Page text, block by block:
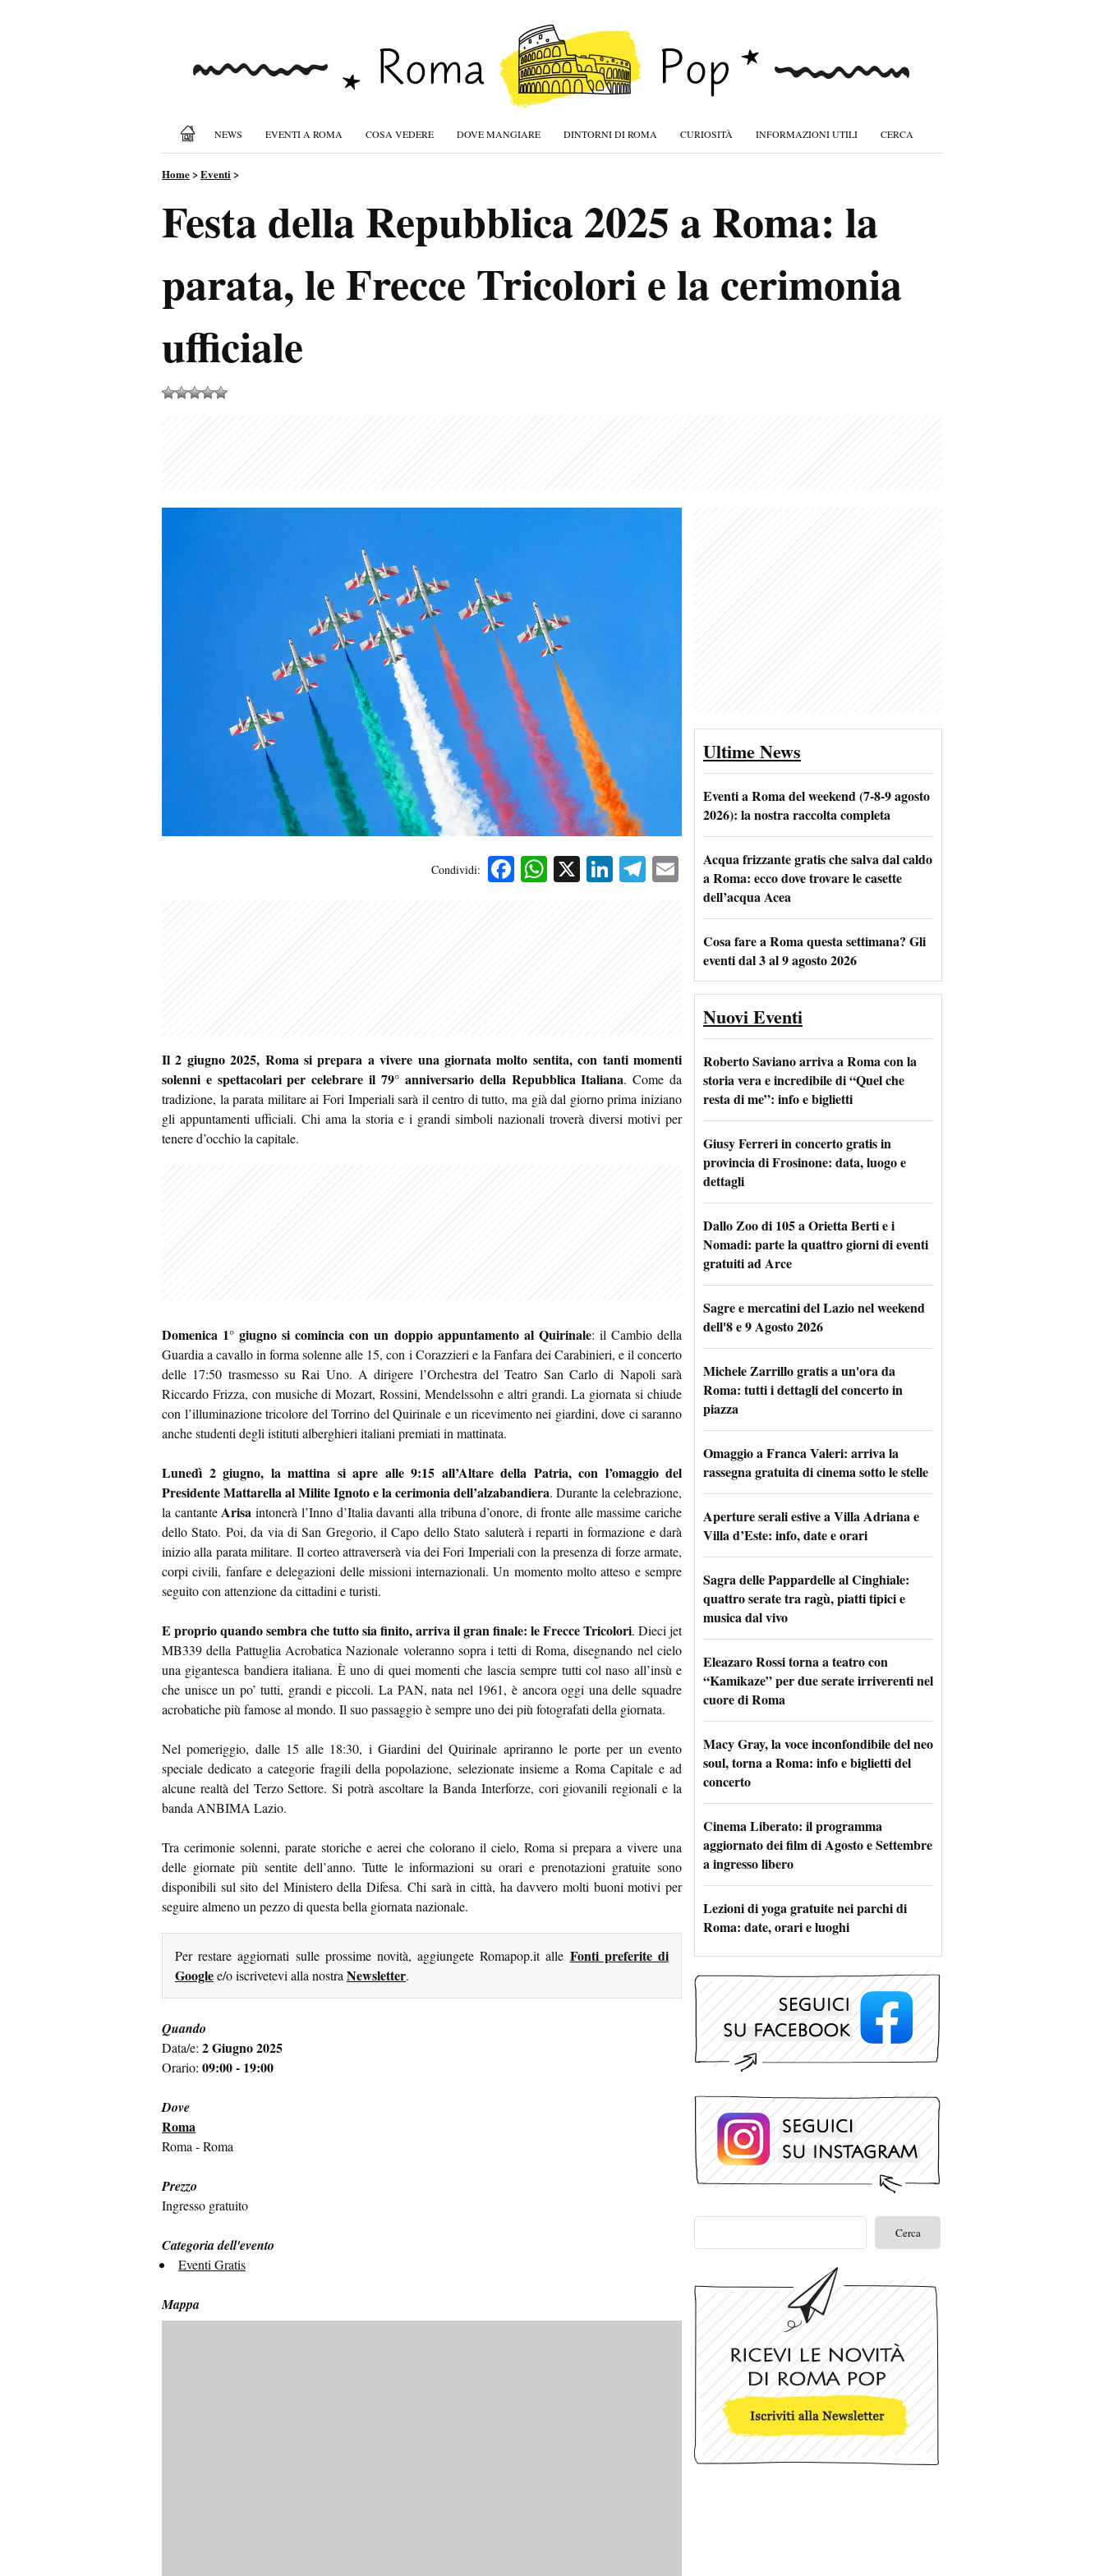
NEWS EVENTI A ROMA COSA VEDERE DOVE MANGIARE DINTORNI DI ROMA CURIOSITÀ INFORMAZIONI UTILI CERCA
Home>Eventi>
Festa della Repubblica 2025 a Roma: la
parata, le Frecce Tricolori e la cerimonia
ufficiale
Condividi: Facebook
WhatsApp
X LinkedIn
Telegram
Email
Il 2 giugno 2025, Roma si prepara a vivere una giornata molto sentita, con tanti momenti
solenni e spettacolari per celebrare il 79° anniversario della Repubblica Italiana. Come da
tradizione, la parata militare ai Fori Imperiali sarà il centro di tutto, ma già dal giorno prima iniziano
gli appuntamenti ufficiali. Chi ama la storia e i grandi simboli nazionali troverà diversi motivi per
tenere d’occhio la capitale.
Domenica 1° giugno si comincia con un doppio appuntamento al Quirinale: il Cambio della
Guardia a cavallo in forma solenne alle 15, con i Corazzieri e la Fanfara dei Carabinieri, e il concerto
delle 17:50 trasmesso su Rai Uno. A dirigere l’Orchestra del Teatro San Carlo di Napoli sarà
Riccardo Frizza, con musiche di Mozart, Rossini, Mendelssohn e altri grandi. La giornata si chiude
con l’illuminazione tricolore del Torrino del Quirinale e un ricevimento nei giardini, dove ci saranno
anche studenti degli istituti alberghieri italiani premiati in mattinata.
Lunedì 2 giugno, la mattina si apre alle 9:15 all’Altare della Patria, con l’omaggio del
Presidente Mattarella al Milite Ignoto e la cerimonia dell’alzabandiera. Durante la celebrazione,
la cantanteArisa intonerà l’Inno d’Italia davanti alla tribuna d’onore, di fronte alle massime cariche
dello Stato. Poi, da via di San Gregorio, il Capo dello Stato saluterà i reparti in formazione e darà
inizio alla parata militare. Il corteo attraverserà via dei Fori Imperiali con la presenza di forze armate,
corpi civili, fanfare e delegazioni delle missioni internazionali. Un momento molto atteso e sempre
seguito con attenzione da cittadini e turisti.
E proprio quando sembra che tutto sia finito, arriva il gran finale: le Frecce Tricolori. Dieci jet
MB339 della Pattuglia Acrobatica Nazionale voleranno sopra i tetti di Roma, disegnando nel cielo
una gigantesca bandiera italiana. È uno di quei momenti che lascia sempre tutti col naso all’insù e
che unisce un po’ tutti, grandi e piccoli. La PAN, nata nel 1961, è ancora oggi una delle squadre
acrobatiche più famose al mondo. Il suo passaggio è sempre uno dei più fotografati della giornata.
Nel pomeriggio, dalle 15 alle 18:30, i Giardini del Quirinale apriranno le porte per un evento
speciale dedicato a categorie fragili della popolazione, selezionate insieme a Roma Capitale e ad
alcune realtà del Terzo Settore. Si potrà ascoltare la Banda Interforze, cori giovanili regionali e la
banda ANBIMA Lazio.
Tra cerimonie solenni, parate storiche e aerei che colorano il cielo, Roma si prepara a vivere una
delle giornate più sentite dell’anno. Tutte le informazioni su orari e prenotazioni gratuite sono
disponibili sul sito del Ministero della Difesa. Chi sarà in città, ha davvero molti buoni motivi per
seguire almeno un pezzo di questa bella giornata nazionale.
Per restare aggiornati sulle prossime novità, aggiungete Romapop.it alle Fonti preferite di
Googlee/o iscrivetevi alla nostraNewsletter.
Quando
Data/e: 2 Giugno 2025
Orario: 09:00 - 19:00
Dove
Roma
Roma - Roma
Prezzo
Ingresso gratuito
Categoria dell'evento
Eventi Gratis
Mappa
Ultime News
Eventi a Roma del weekend (7-8-9 agosto
2026): la nostra raccolta completa
Acqua frizzante gratis che salva dal caldo
a Roma: ecco dove trovare le casette
dell’acqua Acea
Cosa fare a Roma questa settimana? Gli
eventi dal 3 al 9 agosto 2026
Nuovi Eventi
Roberto Saviano arriva a Roma con la
storia vera e incredibile di “Quel che
resta di me”: info e biglietti
Giusy Ferreri in concerto gratis in
provincia di Frosinone: data, luogo e
dettagli
Dallo Zoo di 105 a Orietta Berti e i
Nomadi: parte la quattro giorni di eventi
gratuiti ad Arce
Sagre e mercatini del Lazio nel weekend
dell'8 e 9 Agosto 2026
Michele Zarrillo gratis a un'ora da
Roma: tutti i dettagli del concerto in
piazza
Omaggio a Franca Valeri: arriva la
rassegna gratuita di cinema sotto le stelle
Aperture serali estive a Villa Adriana e
Villa d’Este: info, date e orari
Sagra delle Pappardelle al Cinghiale:
quattro serate tra ragù, piatti tipici e
musica dal vivo
Eleazaro Rossi torna a teatro con
“Kamikaze” per due serate irriverenti nel
cuore di Roma
Macy Gray, la voce inconfondibile del neo
soul, torna a Roma: info e biglietti del
concerto
Cinema Liberato: il programma
aggiornato dei film di Agosto e Settembre
a ingresso libero
Lezioni di yoga gratuite nei parchi di
Roma: date, orari e luoghi